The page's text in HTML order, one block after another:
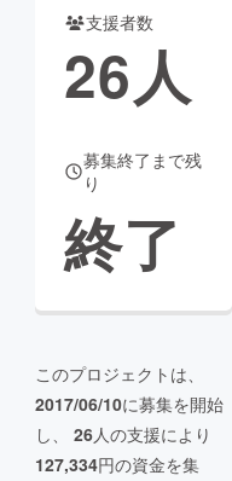
支援者数
26人
募集終了まで残
り
終了
このプロジェクトは、
2017/06/10に募集を開始
し、 26人の支援により
127,334円の資金を集